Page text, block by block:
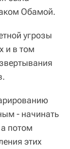
Обамой.
угрозы
и в том
- начинать
потом
этих